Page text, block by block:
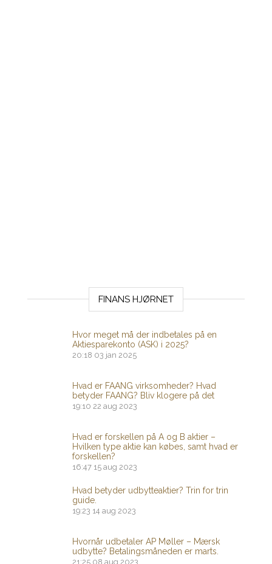
FINANS HJØRNET
Hvor meget må der indbetales på en
Aktiesparekonto (ASK) i 2025?
20:18 03 jan 2025
Hvad er FAANG virksomheder? Hvad
betyder FAANG? Bliv klogere på det
19:10 22 aug 2023
Hvad er forskellen på A og B aktier –
Hvilken type aktie kan købes, samt hvad er
forskellen?
16:47 15 aug 2023
Hvad betyder udbytteaktier? Trin for trin
guide.
19:23 14 aug 2023
Hvornår udbetaler AP Møller – Mærsk
udbytte? Betalingsmåneden er marts.
21:25 08 aug 2023